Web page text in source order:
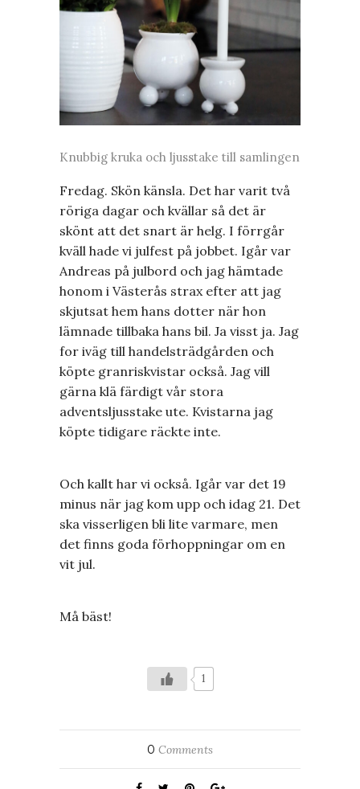
Knubbig kruka och ljusstake till samlingen
Fredag. Skön känsla. Det har varit två
röriga dagar och kvällar så det är
skönt att det snart är helg. I förrgår
kväll hade vi julfest på jobbet. Igår var
Andreas på julbord och jag hämtade
honom i Västerås strax efter att jag
skjutsat hem hans dotter när hon
lämnade tillbaka hans bil. Ja visst ja. Jag
for iväg till handelsträdgården och
köpte granriskvistar också. Jag vill
gärna klä färdigt vår stora
adventsljusstake ute. Kvistarna jag
köpte tidigare räckte inte.
Och kallt har vi också. Igår var det 19
minus när jag kom upp och idag 21. Det
ska visserligen bli lite varmare, men
det finns goda förhoppningar om en
vit jul.
Må bäst!
1
0 Comments